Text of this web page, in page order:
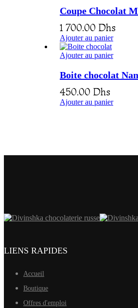
Coupe Chocolat
1 700.00 Dhs
Ajouter au panier
Ajouter au panier
Boite chocolat
450.00 Dhs
Ajouter au panier
LIENS RAPIDES
Accueil
Boutique
Offres d'emploi